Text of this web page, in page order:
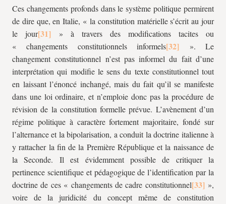
Ces changements profonds dans le système politique permirent
de dire que, en Italie, « la constitution matérielle s’écrit au jour
le jour
» à travers des modifications tacites ou
« changements constitutionnels informels
». Le
changement constitutionnel n’est pas informel du fait d’une
interprétation qui modifie le sens du texte constitutionnel tout
en laissant l’énoncé inchangé, mais du fait qu’il se manifeste
dans une loi ordinaire, et n’emploie donc pas la procédure de
révision de la constitution formelle prévue. L’avènement d’un
régime politique à caractère fortement majoritaire, fondé sur
l’alternance et la bipolarisation, a conduit la doctrine italienne à
y rattacher la fin de la Première République et la naissance de
la Seconde. Il est évidemment possible de critiquer la
pertinence scientifique et pédagogique de l’identification par la
doctrine de ces « changements de cadre constitutionnel
»,
voire de la juridicité du concept même de constitution